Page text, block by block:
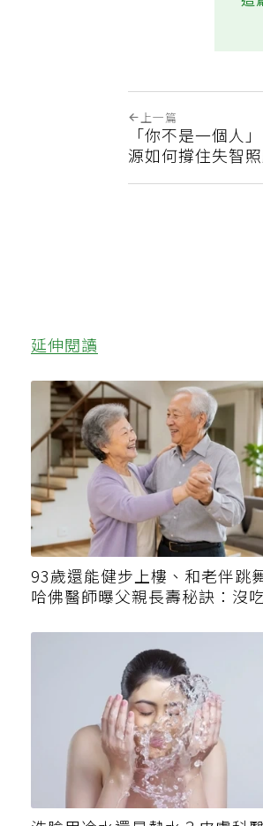
這
上一篇
「你不是一個人
源如何撐住失智
延伸閱讀
93歲還能健步上樓、和老伴跳
哈佛醫師曝父親長壽秘訣：沒吃
健品也不追養生潮